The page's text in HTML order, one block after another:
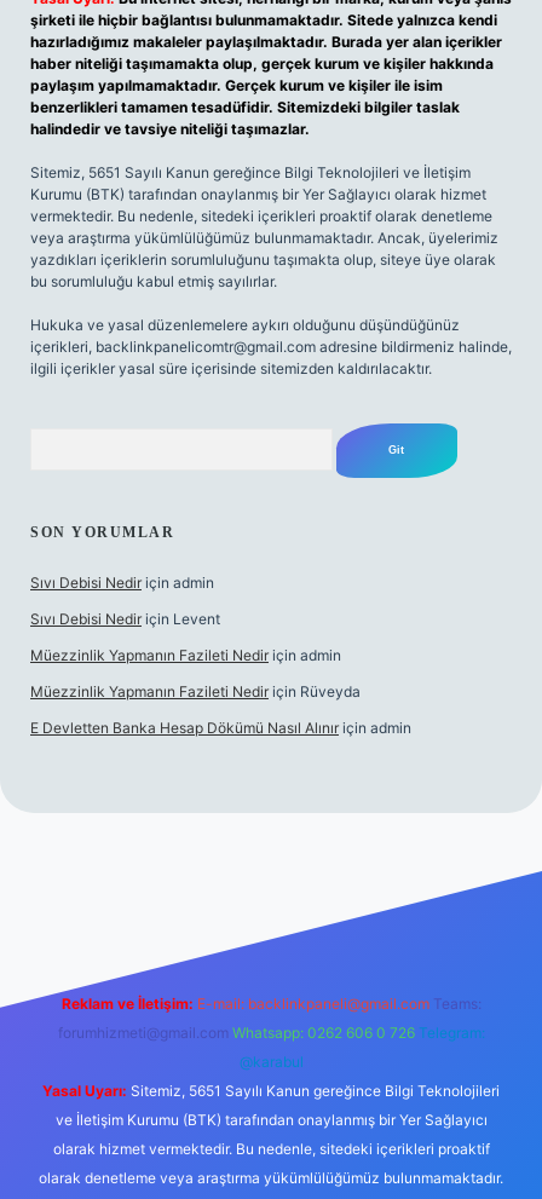
şirketi ile hiçbir bağlantısı bulunmamaktadır. Sitede yalnızca kendi
hazırladığımız makaleler paylaşılmaktadır. Burada yer alan içerikler
haber niteliği taşımamakta olup, gerçek kurum ve kişiler hakkında
paylaşım yapılmamaktadır. Gerçek kurum ve kişiler ile isim
benzerlikleri tamamen tesadüfidir. Sitemizdeki bilgiler taslak
halindedir ve tavsiye niteliği taşımazlar.
Sitemiz, 5651 Sayılı Kanun gereğince Bilgi Teknolojileri ve İletişim
Kurumu (BTK) tarafından onaylanmış bir Yer Sağlayıcı olarak hizmet
vermektedir. Bu nedenle, sitedeki içerikleri proaktif olarak denetleme
veya araştırma yükümlülüğümüz bulunmamaktadır. Ancak, üyelerimiz
yazdıkları içeriklerin sorumluluğunu taşımakta olup, siteye üye olarak
bu sorumluluğu kabul etmiş sayılırlar.
Hukuka ve yasal düzenlemelere aykırı olduğunu düşündüğünüz
içerikleri, backlinkpanelicomtr@gmail.com adresine bildirmeniz halinde,
ilgili içerikler yasal süre içerisinde sitemizden kaldırılacaktır.
SON YORUMLAR
Sıvı Debisi Nedir için admin
Sıvı Debisi Nedir için Levent
Müezzinlik Yapmanın Fazileti Nedir için admin
Müezzinlik Yapmanın Fazileti Nedir için Rüveyda
E Devletten Banka Hesap Dökümü Nasıl Alınır için admin
Reklam ve İletişim: E-mail: backlinkpaneli@gmail.com Teams:
forumhizmeti@gmail.com Whatsapp: 0262 606 0 726 Telegram:
@karabul
Yasal Uyarı: Sitemiz, 5651 Sayılı Kanun gereğince Bilgi Teknolojileri
ve İletişim Kurumu (BTK) tarafından onaylanmış bir Yer Sağlayıcı
olarak hizmet vermektedir. Bu nedenle, sitedeki içerikleri proaktif
olarak denetleme veya araştırma yükümlülüğümüz bulunmamaktadır.